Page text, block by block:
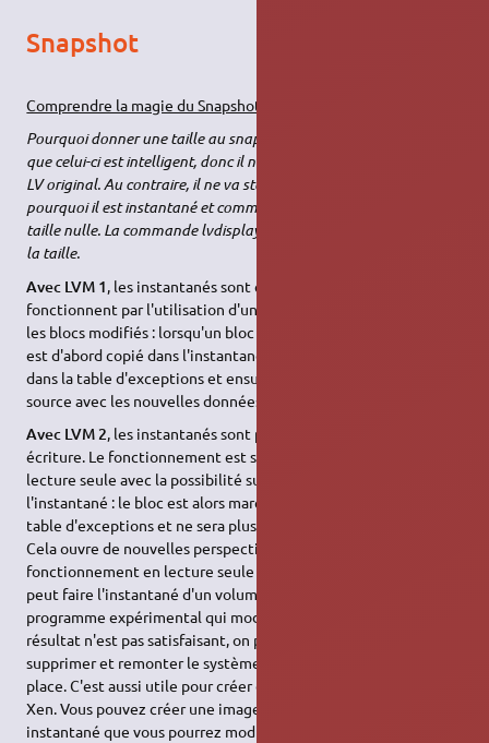
Snapshot
Comprendre la magie du Snapshot LVM :
Pourquoi donner une taille au snapshot ? Tout simplement parce
que celui-ci est intelligent, donc il ne va pas copier l'intégralité du
LV original. Au contraire, il ne va stocker que les différences. C'est
pourquoi il est instantané et commence avec une occupation
taille nulle. La commande lvdisplay permet de voir l'évolution de
la taille.
Avec LVM 1, les instantanés sont en lecture seule. Ils
fonctionnent par l'utilisation d'une table d'exception qui trace
les blocs modifiés : lorsqu'un bloc est modifié sur la source, il
est d'abord copié dans l'instantané, marqué comme modifié
dans la table d'exceptions et ensuite modifié sur le volume
source avec les nouvelles données.
Avec LVM 2, les instantanés sont par défaut en lecture/
écriture. Le fonctionnement est similaire aux instantanés en
lecture seule avec la possibilité supplémentaire d'écrire sur
l'instantané : le bloc est alors marqué comme utilisé dans la
table d'exceptions et ne sera plus récupéré du volume source.
Cela ouvre de nouvelles perspectives par rapport au
fonctionnement en lecture seule de LVM 1. Par exemple, on
peut faire l'instantané d'un volume, le monter et tester un
programme expérimental qui modifie les fichiers dessus. Si le
résultat n'est pas satisfaisant, on peut le démonter, le
supprimer et remonter le système de fichiers originel à la
place. C'est aussi utile pour créer des volumes utilisés avec
Xen. Vous pouvez créer une image disque et en faire un
instantané que vous pourrez modifier avec une instance